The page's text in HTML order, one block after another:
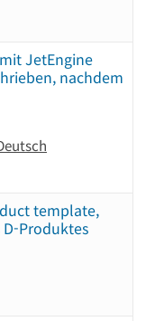
JetEngine
nachdem
template,
Produktes